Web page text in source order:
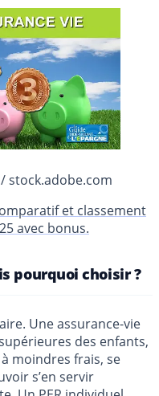
stock.adobe.com
et classement
avec bonus.
pourquoi choisir ?
Une assurance-vie
des enfants,
moindres frais, se
s’en servir